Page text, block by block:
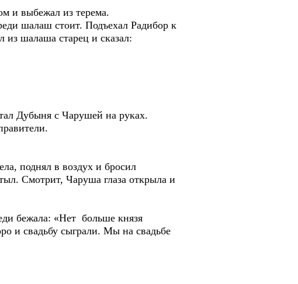
и выбежал из терема.
шалаш стоит. Подъехал Радибор к
шалаша старец и сказал:
Дубыня с Чарушей на руках.
поднял в воздух и бросил
Смотрит, Чаруша глаза открыла и
бежала: «Нет больше князя
и свадьбу сыграли. Мы на свадьбе